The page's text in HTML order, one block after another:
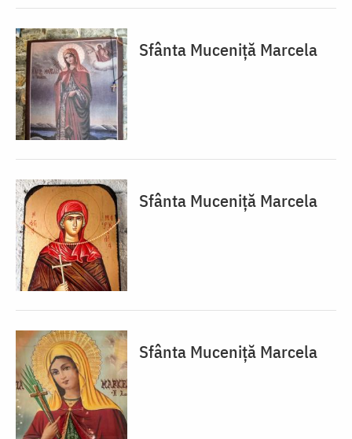
Sfânta Muceniță Marcela
Sfânta Muceniță Marcela
Sfânta Muceniță Marcela